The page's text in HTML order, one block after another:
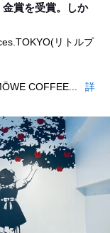
金賞を受賞。しか
リトルプ
COFFEE...
詳